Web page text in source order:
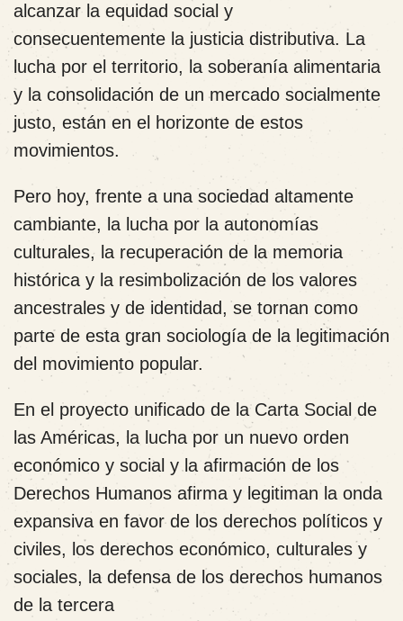
alcanzar la equidad social y
consecuentemente la justicia distributiva. La
lucha por el territorio, la soberanía alimentaria
y la consolidación de un mercado socialmente
justo, están en el horizonte de estos
movimientos.
Pero hoy, frente a una sociedad altamente
cambiante, la lucha por la autonomías
culturales, la recuperación de la memoria
histórica y la resimbolización de los valores
ancestrales y de identidad, se tornan como
parte de esta gran sociología de la legitimación
del movimiento popular.
En el proyecto unificado de la Carta Social de
las Américas, la lucha por un nuevo orden
económico y social y la afirmación de los
Derechos Humanos afirma y legitiman la onda
expansiva en favor de los derechos políticos y
civiles, los derechos económico, culturales y
sociales, la defensa de los derechos humanos
de la tercera